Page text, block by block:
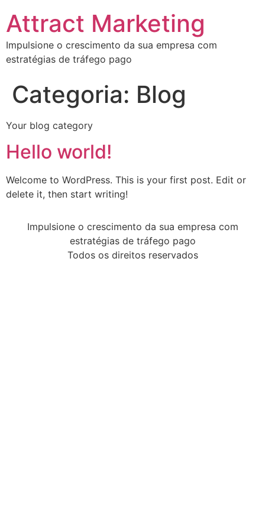
Attract Marketing
Impulsione o crescimento da sua empresa com
estratégias de tráfego pago
Categoria: Blog
Your blog category
Hello world!
Welcome to WordPress. This is your first post. Edit or
delete it, then start writing!
Impulsione o crescimento da sua empresa com
estratégias de tráfego pago
Todos os direitos reservados